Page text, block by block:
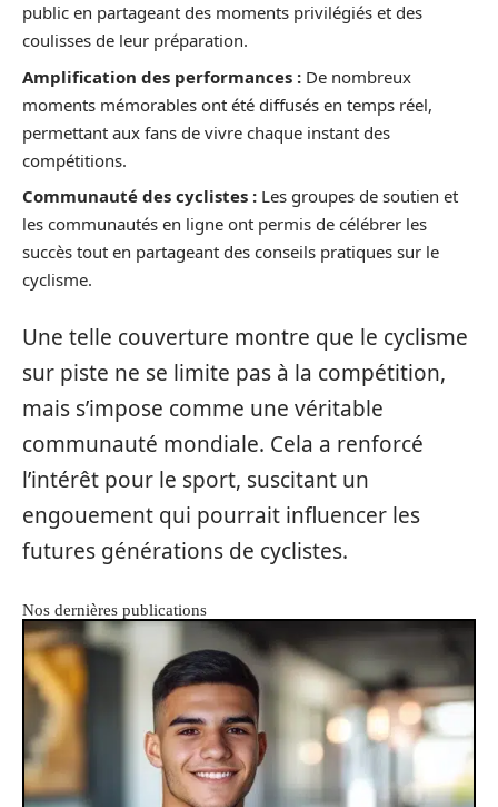
public en partageant des moments privilégiés et des
coulisses de leur préparation.
Amplification des performances : De nombreux
moments mémorables ont été diffusés en temps réel,
permettant aux fans de vivre chaque instant des
compétitions.
Communauté des cyclistes : Les groupes de soutien et
les communautés en ligne ont permis de célébrer les
succès tout en partageant des conseils pratiques sur le
cyclisme.
Une telle couverture montre que le cyclisme
sur piste ne se limite pas à la compétition,
mais s’impose comme une véritable
communauté mondiale. Cela a renforcé
l’intérêt pour le sport, suscitant un
engouement qui pourrait influencer les
futures générations de cyclistes.
Nos dernières publications